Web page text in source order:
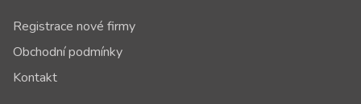
Registrace nové firmy
Obchodní podmínky
Kontakt